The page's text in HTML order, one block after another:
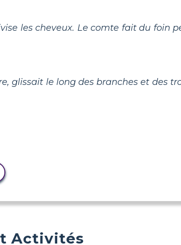
les cheveux. Le comte fait du foin
glissait le long des branches et des
Activités